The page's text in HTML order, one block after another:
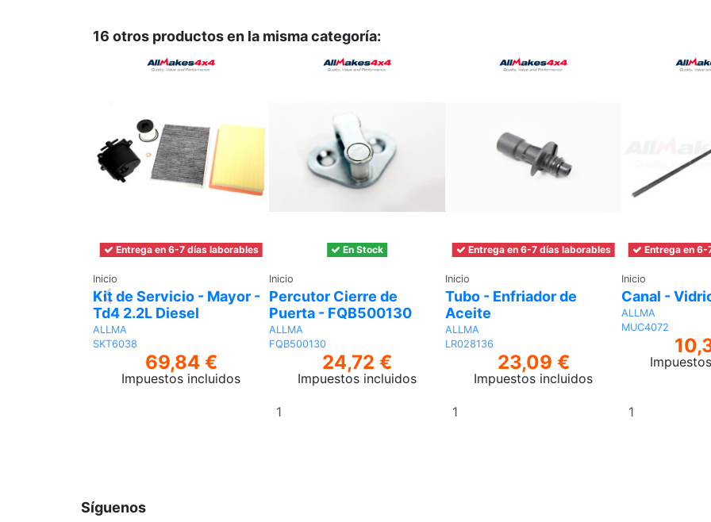
16 otros productos en la misma categoría:
Entrega en 6-7 días laborables
Inicio
Kit de Servicio - Mayor -
Td4 2.2L Diesel
ALLMA
SKT6038
69,84 €
Impuestos incluidos
En Stock
Inicio
Percutor Cierre de
Puerta - FQB500130
ALLMA
FQB500130
24,72 €
Impuestos incluidos
Entrega en 6-7 días laborables
Inicio
Tubo - Enfriador de
Aceite
ALLMA
LR028136
23,09 €
Impuestos incluidos
Entrega en 6-
Inicio
Canal -
ALLMA
MUC4072
Síguenos